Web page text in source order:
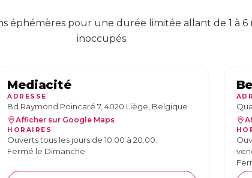
éphémères pour une durée limitée allant de 1 à 6
inoccupés.
Mediacité
ADRESSE
Bd Raymond Poincaré 7, 4020 Liège, Belgique
Afficher sur Google Maps
HORAIRES
Ouverts tous les jours de 10:00 à 20:00.
Fermé le Dimanche